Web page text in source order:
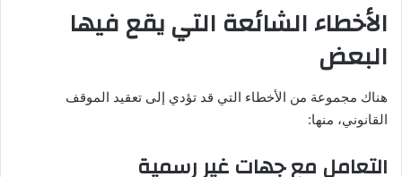
الأخطاء الشائعة التي يقع فيها
البعض
هناك مجموعة من الأخطاء التي قد تؤدي إلى تعقيد الموقف
القانوني، منها:
التعامل مع جهات غير رسمية